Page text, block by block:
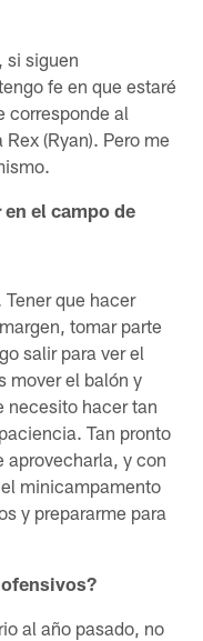
si siguen
fe en que estaré
corresponde al
(Ryan). Pero me
el campo de
que hacer
tomar parte
salir para ver el
mover el balón y
necesito hacer tan
Tan pronto
aprovecharla, y con
minicampamento
y prepararme para
al año pasado, no